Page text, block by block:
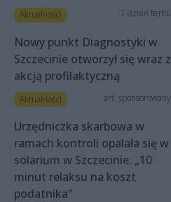
Aktualności 1 dzień temu
Nowy punkt Diagnostyki w
Szczecinie otworzył się wraz z
akcją profilaktyczną
Aktualności art. sponsorowany
Urzędniczka skarbowa w
ramach kontroli opalała się w
solarium w Szczecinie. „10
minut relaksu na koszt
podatnika”